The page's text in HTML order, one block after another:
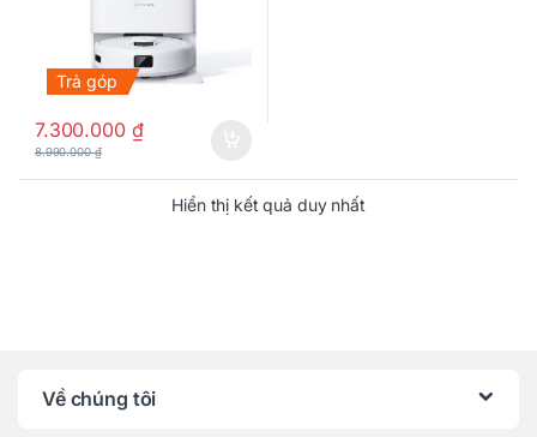
Trả góp
7.300.000 ₫
8.990.000₫
Hiển thị kết quả duy nhất
Về chúng tôi